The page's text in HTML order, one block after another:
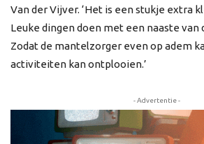
Van der Vijver. ‘Het is een stukje extra
Leuke dingen doen met een naaste van
Zodat de mantelzorger even op adem
activiteiten kan ontplooien.’
- Advertentie -